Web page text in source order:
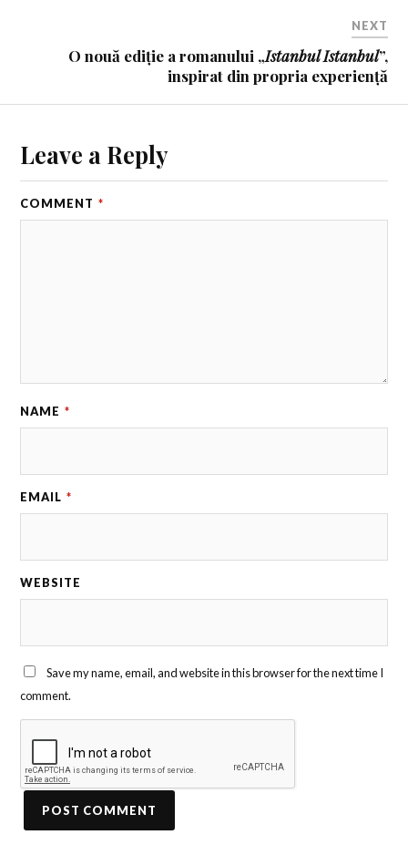
NEXT
O nouă ediție a romanului „Istanbul Istanbul”,
inspirat din propria experiență
Leave a Reply
COMMENT *
NAME *
EMAIL *
WEBSITE
Save my name, email, and website in this browser for the next time I
comment.